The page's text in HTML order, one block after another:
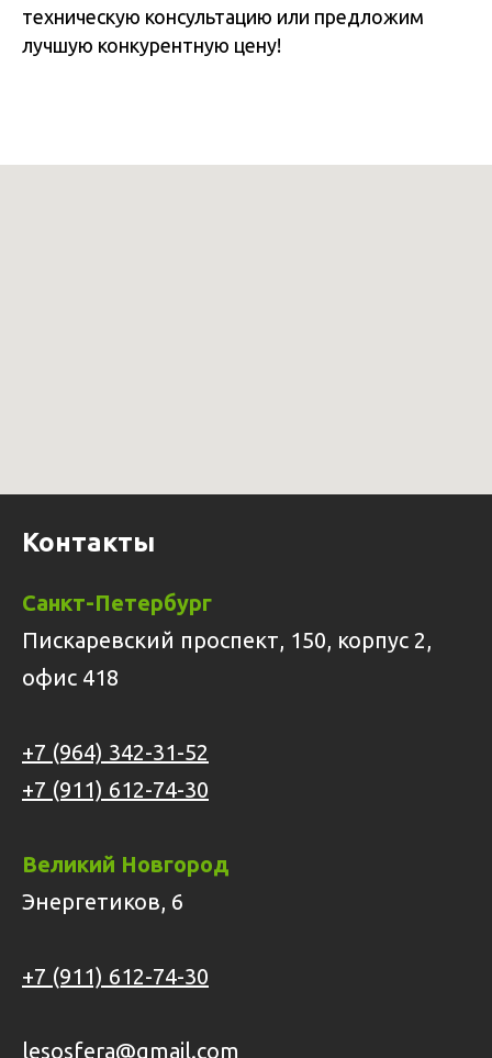
техническую консультацию или предложим
лучшую конкурентную цену!
Контакты
Санкт-Петербург
Пискаревский проспект, 150, корпус 2,
офис 418
+7 (964) 342-31-52
+7 (911) 612-74-30
Великий Новгород
Энергетиков, 6
+7 (911) 612-74-30
lesosfera@gmail.com